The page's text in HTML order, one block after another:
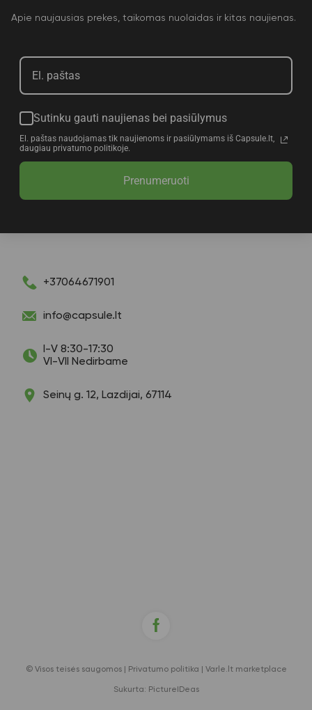
Apie naujausias prekes, taikomas nuolaidas ir kitas naujienas.
Sutinku gauti naujienas bei pasiūlymus
El. paštas naudojamas tik naujienoms ir pasiūlymams iš Capsule.lt,
daugiau privatumo politikoje.
Prenumeruoti
+37064671901
info@capsule.lt
I-V 8:30-17:30
VI-VII Nedirbame
Seinų g. 12, Lazdijai, 67114
© Visos teisės saugomos | Privatumo politika Varle.lt marketplace
Sukurta: PictureIDeas